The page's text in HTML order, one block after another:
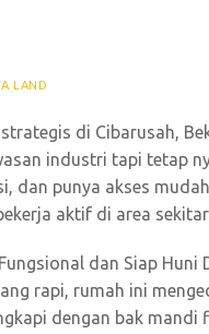
LAND
di Cibarusah,
industri tapi tetap
dan punya akses
aktif di area
dan Siap
rapi, rumah ini
dengan bak